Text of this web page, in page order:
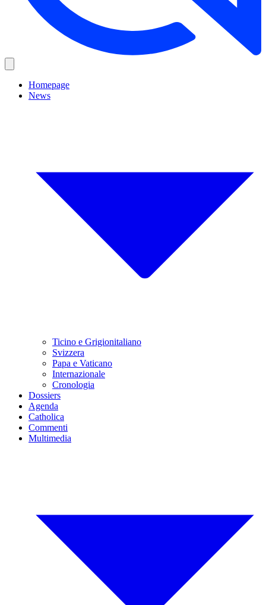
Homepage
News
Ticino e Grigionitaliano
Svizzera
Papa e Vaticano
Internazionale
Cronologia
Dossiers
Agenda
Catholica
Commenti
Multimedia